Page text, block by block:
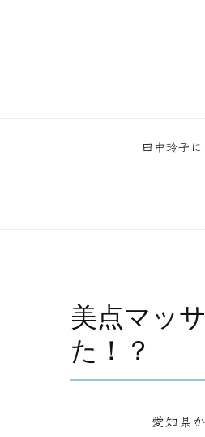
田中玲子に
美点マッ
た！？
愛知県